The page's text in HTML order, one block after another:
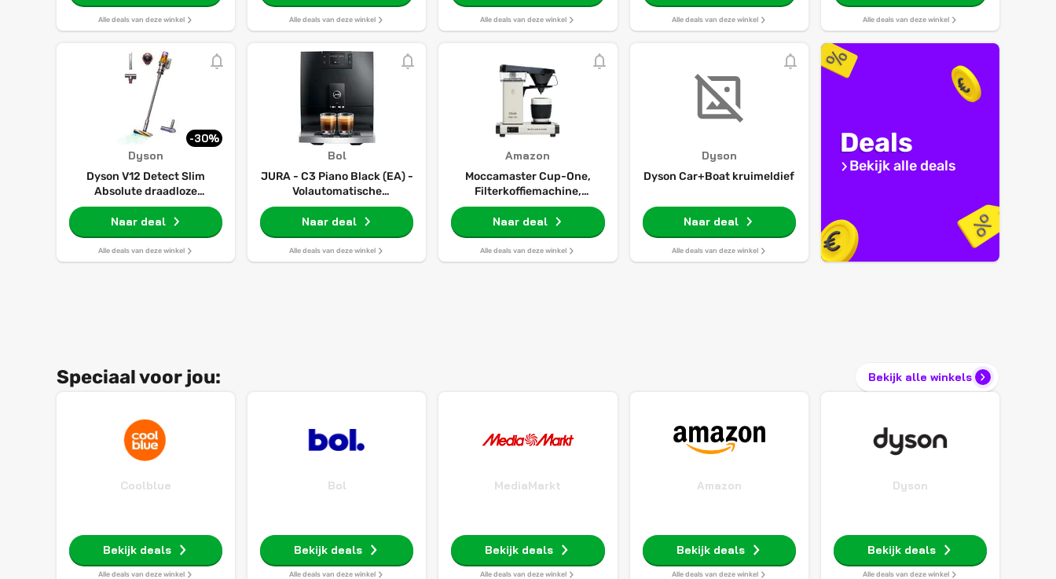
Alle deals van deze winkel Alle deals van deze winkel Alle deals van deze winkel Alle deals van deze winkel Alle deals van deze winkel
-30%
Dyson
Dyson V12 Detect Slim
Absolute draadloze
stofzuiger
Naar deal
Alle deals van deze winkel
Bol
JURA - C3 Piano Black (EA) -
Volautomatische
espressomachine
Naar deal
Alle deals van deze winkel
Amazon
Moccamaster Cup-One,
Filterkoffiemachine,
Koffiemok, Off-White, 0.33L
Naar deal
Alle deals van deze winkel
Dyson
Dyson Car+Boat kruimeldief
Naar deal
Alle deals van deze winkel
Deals
Bekijk alle deals
Speciaal voor jou: Bekijk alle winkels
Coolblue
Bekijk deals
Alle deals van deze winkel
Bol
Bekijk deals
Alle deals van deze winkel
MediaMarkt
Bekijk deals
Alle deals van deze winkel
Amazon
Bekijk deals
Alle deals van deze winkel
Dyson
Bekijk deals
Alle deals van deze winkel